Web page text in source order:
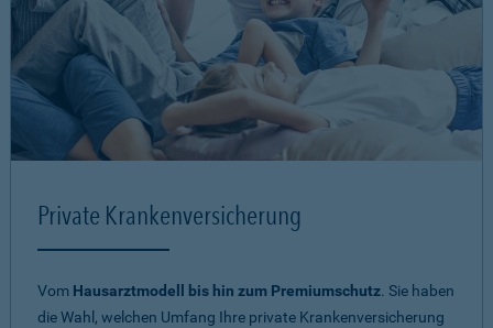
Private Krankenversicherung
Vom Hausarztmodell bis hin zum Premiumschutz. Sie haben
die Wahl, welchen Umfang Ihre private Krankenversicherung